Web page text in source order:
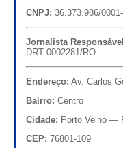
CNPJ: 36.373.986/
Jornalista
DRT 0002281/RO
Endereço: Av. Carlos
Bairro: Centro
Cidade: Porto Velho —
CEP: 76801-109